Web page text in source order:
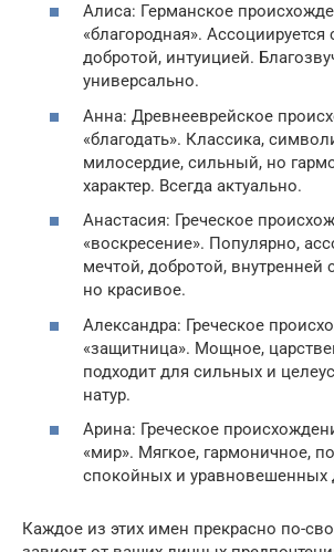
Алиса: Германское
«благородная». Ассоциируется
добротой, интуицией.
универсально.
Анна: Древнееврейское
«благодать». Классика,
милосердие, сильный, но
характер. Всегда актуально.
Анастасия: Греческое
«воскресение». Популярно,
мечтой, добротой, внутренней
но красивое.
Александра: Греческое
«защитница». Мощное,
подходит для сильных и
натур.
Арина: Греческое
«мир». Мягкое, гармоничное,
спокойных и уравновешенных
Каждое из этих имен прекрасно по-